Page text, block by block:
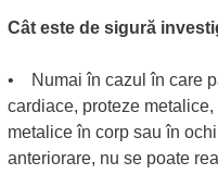
Cât este de sigură
• Numai în cazul în care
cardiace, proteze
metalice în corp sau în
anteriorare, nu se poate